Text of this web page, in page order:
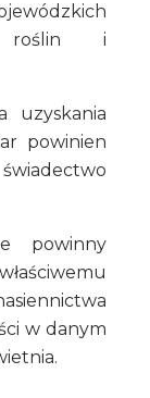
roślin i
uzyskania
powinien
powinny
w danym